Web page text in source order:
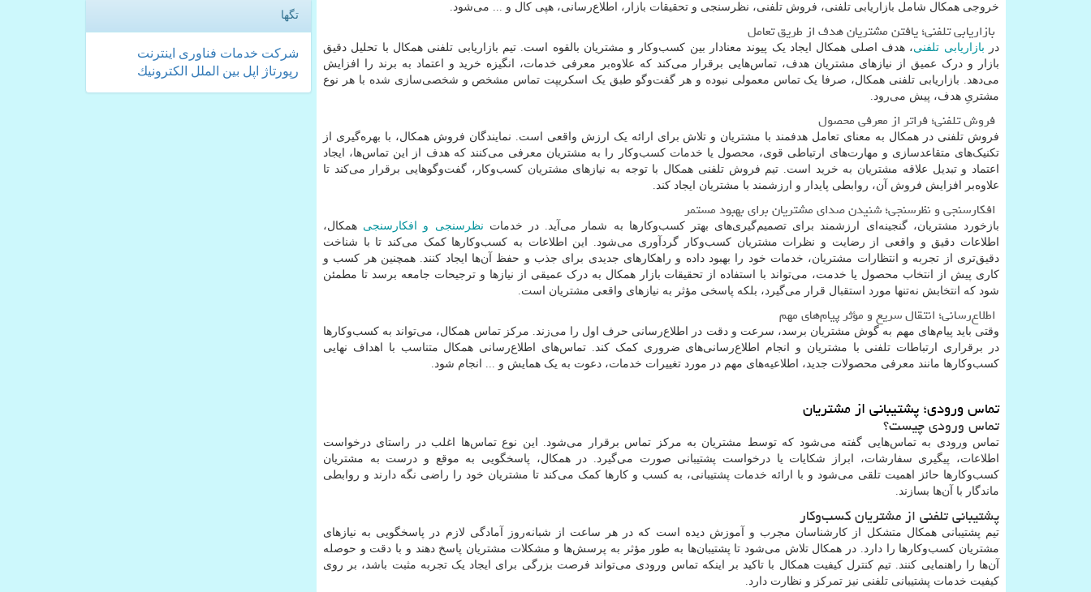
خروجی همکال شامل بازاریابی تلفنی، فروش تلفنی، نظرسنجی و تحقیقات بازار، اطلاع‌رسانی، هپی کال و ... می‌شود.
بازاریابی تلفنی؛ یافتن مشتریان هدف از طریق تعامل
در بازاریابی تلفنی، هدف اصلی همکال ایجاد یک پیوند معنادار بین کسب‌وکار و مشتریان بالقوه است. تیم بازاریابی تلفنی همکال با تحلیل دقیق
بازار و درک عمیق از نیازهای مشتریان هدف، تماس‌هایی برقرار می‌کند که علاوه‌بر معرفی خدمات، انگیزه خرید و اعتماد به برند را افزایش
می‌دهد. بازاریابی تلفنی همکال، صرفا یک تماس معمولی نبوده و هر گفت‌وگو طبق یک اسکریپت تماس مشخص و شخصی‌سازی شده با هر نوع
مشتریِ هدف، پیش می‌رود.
فروش تلفنی؛ فراتر از معرفی محصول
فروش تلفنی در همکال به معنای تعامل هدفمند با مشتریان و تلاش برای ارائه یک ارزش واقعی است. نمایندگان فروش همکال، با بهره‌گیری از
تکنیک‌های متقاعدسازی و مهارت‌های ارتباطی قوی، محصول یا خدمات کسب‌وکار را به مشتریان معرفی می‌کنند که هدف از این تماس‌ها، ایجاد
اعتماد و تبدیل علاقه مشتریان به خرید است. تیم فروش تلفنی همکال با توجه به نیازهای مشتریان کسب‌وکار، گفت‌وگوهایی برقرار می‌کند تا
علاوه‌بر افزایش فروش آن، روابطی پایدار و ارزشمند با مشتریان ایجاد کند.
افکارسنجی و نظرسنجی؛ شنیدن صدای مشتریان برای بهبود مستمر
بازخورد مشتریان، گنجینه‌ای ارزشمند برای تصمیم‌گیری‌های بهتر کسب‌وکارها به شمار می‌آید. در خدمات نظرسنجی و افکارسنجی همکال،
اطلاعات دقیق و واقعی از رضایت و نظرات مشتریان کسب‌وکار گردآوری می‌شود. این اطلاعات به کسب‌وکارها کمک می‌کند تا با شناخت
دقیق‌تری از تجربه و انتظارات مشتریان، خدمات خود را بهبود داده و راهکارهای جدیدی برای جذب و حفظ آن‌ها ایجاد کنند. همچنین هر کسب و
کاری پیش از انتخاب محصول یا خدمت، می‌تواند با استفاده از تحقیقات بازار همکال به درک عمیقی از نیازها و ترجیحات جامعه برسد تا مطمئن
شود که انتخابش نه‌تنها مورد استقبال قرار می‌گیرد، بلکه پاسخی مؤثر به نیازهای واقعی مشتریان است.
اطلاع‌رسانی؛ انتقال سریع و مؤثر پیام‌های مهم
وقتی باید پیام‌های مهم به گوش مشتریان برسد، سرعت و دقت در اطلاع‌رسانی حرف اول را می‌زند. مرکز تماس همکال، می‌تواند به کسب‌وکارها
در برقراری ارتباطات تلفنی با مشتریان و انجام اطلاع‌رسانی‌های ضروری کمک کند. تماس‌های اطلاع‌رسانی همکال متناسب با اهداف نهایی
کسب‌وکارها مانند معرفی محصولات جدید، اطلاعیه‌های مهم در مورد تغییرات خدمات، دعوت به یک همایش و ... انجام شود.
تماس ورودی؛ پشتیبانی از مشتریان
تماس ورودی چیست؟
تماس ورودی به تماس‌هایی گفته می‌شود که توسط مشتریان به مرکز تماس برقرار می‌شود. این نوع تماس‌ها اغلب در راستای درخواست
اطلاعات، پیگیری سفارشات، ابراز شکایات یا درخواست پشتیبانی صورت می‌گیرد. در همکال، پاسخگویی به موقع و درست به مشتریان
کسب‌وکارها حائز اهمیت تلقی می‌شود و با ارائه خدمات پشتیبانی، به کسب و کارها کمک می‌کند تا مشتریان خود را راضی نگه دارند و روابطی
ماندگار با آن‌ها بسازند.
پشتیبانی تلفنی از مشتریان کسب‌وکار
تیم پشتیبانی همکال متشکل از کارشناسان مجرب و آموزش دیده است که در هر ساعت از شبانه‌روز آمادگی لازم در پاسخگویی به نیازهای
مشتریان کسب‌وکارها را دارد. در همکال تلاش می‌شود تا پشتیبان‌ها به طور مؤثر به پرسش‌ها و مشکلات مشتریان پاسخ دهند و با دقت و حوصله
آن‌ها را راهنمایی کنند. تیم کنترل کیفیت همکال با تاکید بر اینکه تماس ورودی می‌تواند فرصت بزرگی برای ایجاد یک تجربه مثبت باشد، بر روی
کیفیت خدمات پشتیبانی تلفنی نیز تمرکز و نظارت دارد.
تگها
شركت خدمات فناوری اینترنت
رپورتاژ
اپل بین الملل الكترونیك